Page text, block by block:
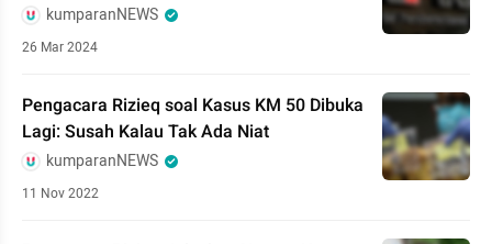
kumparanNEWS
26 Mar 2024
Pengacara Rizieq soal Kasus KM 50 Dibuka
Lagi: Susah Kalau Tak Ada Niat
kumparanNEWS
11 Nov 2022